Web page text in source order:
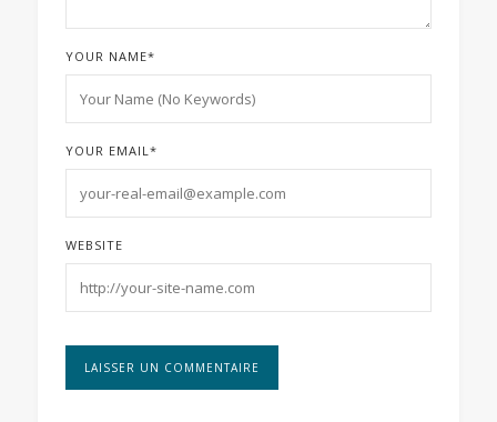
YOUR NAME*
YOUR EMAIL *
WEBSITE